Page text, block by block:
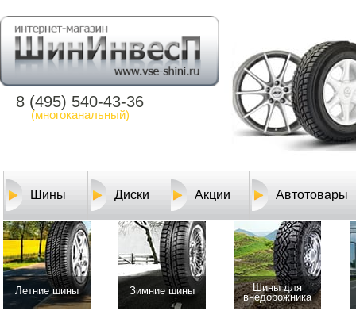
8 (495) 540-43-36
(многоканальный)
Шины Диски Акции Автотовары
Летние шины Зимние шины
Шины для
внедорожника